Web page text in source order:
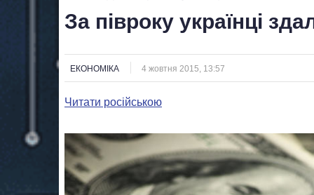
За півроку українці
ЕКОНОМІКА 4 жовтня 2015, 13:57
Читати російською